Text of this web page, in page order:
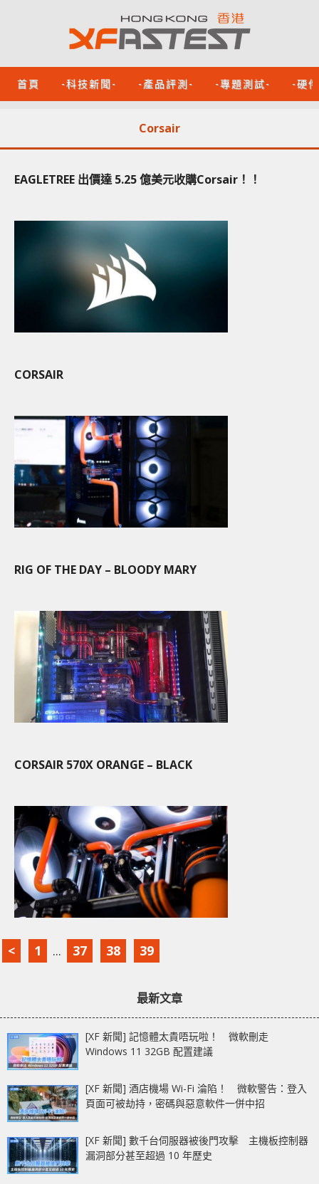
首頁 -科技新聞- -產品評測- -專題測試- -硬
Corsair
EAGLETREE 出價達 5.25 億美元收購Corsair！！
CORSAIR
RIG OF THE DAY – BLOODY MARY
CORSAIR 570X ORANGE – BLACK
< 1 ... 37 38 39
最新文章
[XF 新聞] 記憶體太貴唔玩啦！ 微軟刪走
Windows 11 32GB 配置建議
[XF 新聞] 酒店機場 Wi-Fi 淪陷！ 微軟警告：登入
頁面可被劫持，密碼與惡意軟件一併中招
[XF 新聞] 數千台伺服器被後門攻擊 主機板控制器
漏洞部分甚至超過 10 年歷史